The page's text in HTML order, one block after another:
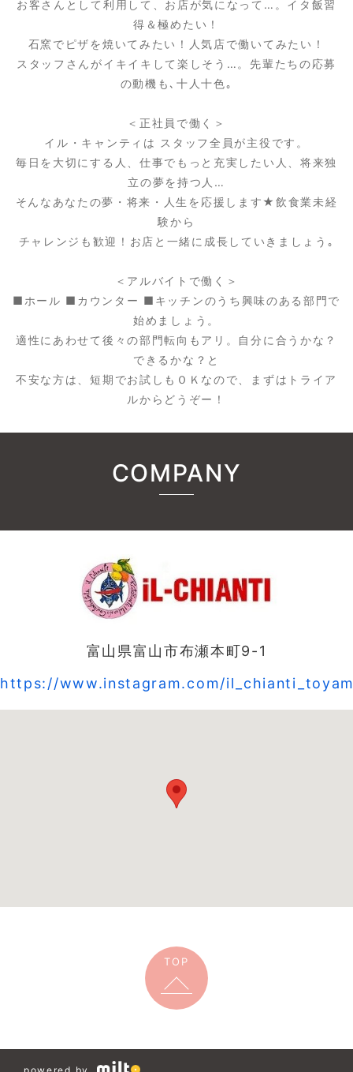
お客さんとして利用して、お店が気になって…。イタ飯習
得＆極めたい！
石窯でピザを焼いてみたい！人気店で働いてみたい！
スタッフさんがイキイキして楽しそう…。先輩たちの応募
の動機も､十人十色｡
＜正社員で働く＞
イル・キャンティは スタッフ全員が主役です。
毎日を大切にする人、仕事でもっと充実したい人、将来独
立の夢を持つ人…
そんなあなたの夢・将来・人生を応援します★飲食業未経
験から
チャレンジも歓迎！お店と一緒に成長していきましょう｡
＜アルバイトで働く＞
■ホール ■カウンター ■キッチンのうち興味のある部門で
始めましょう。
適性にあわせて後々の部門転向もアリ。自分に合うかな？
できるかな？と
不安な方は、短期でお試しもＯＫなので、まずはトライア
ルからどうぞー！
COMPANY
富山県富山市布瀬本町9-1
https://www.instagram.com/
TOP